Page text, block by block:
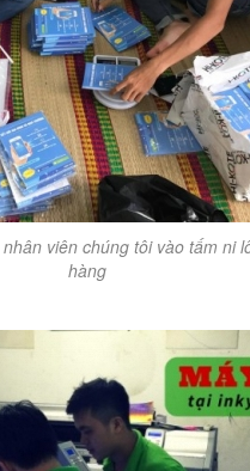
viên chúng tôi vào tấm ni
hàng